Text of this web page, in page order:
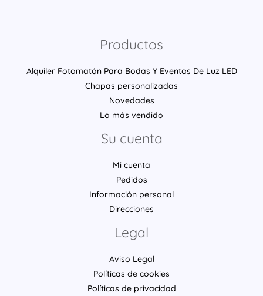
Productos
Alquiler Fotomatón Para Bodas Y Eventos De Luz LED
Chapas personalizadas
Novedades
Lo más vendido
Su cuenta
Mi cuenta
Pedidos
Información personal
Direcciones
Legal
Aviso Legal
Políticas de cookies
Políticas de privacidad